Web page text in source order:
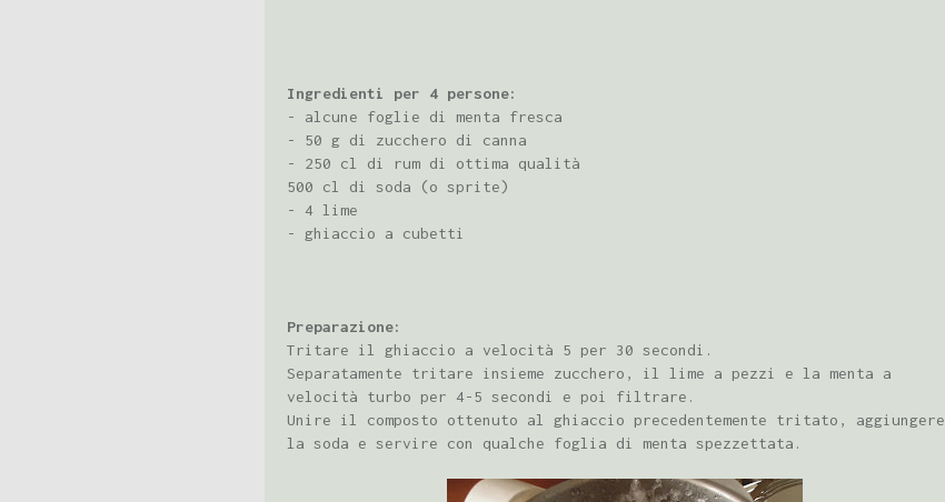
Ingredienti per 4 persone:
- alcune foglie di menta fresca
- 50 g di zucchero di canna
- 250 cl di rum di ottima qualità
500 cl di soda (o sprite)
- 4 lime
- ghiaccio a cubetti
Preparazione:
Tritare il ghiaccio a velocità 5 per 30 secondi.
Separatamente tritare insieme zucchero, il lime a pezzi e la menta a
velocità turbo per 4-5 secondi e poi filtrare.
Unire il composto ottenuto al ghiaccio precedentemente tritato, aggiungere
la soda e servire con qualche foglia di menta spezzettata.